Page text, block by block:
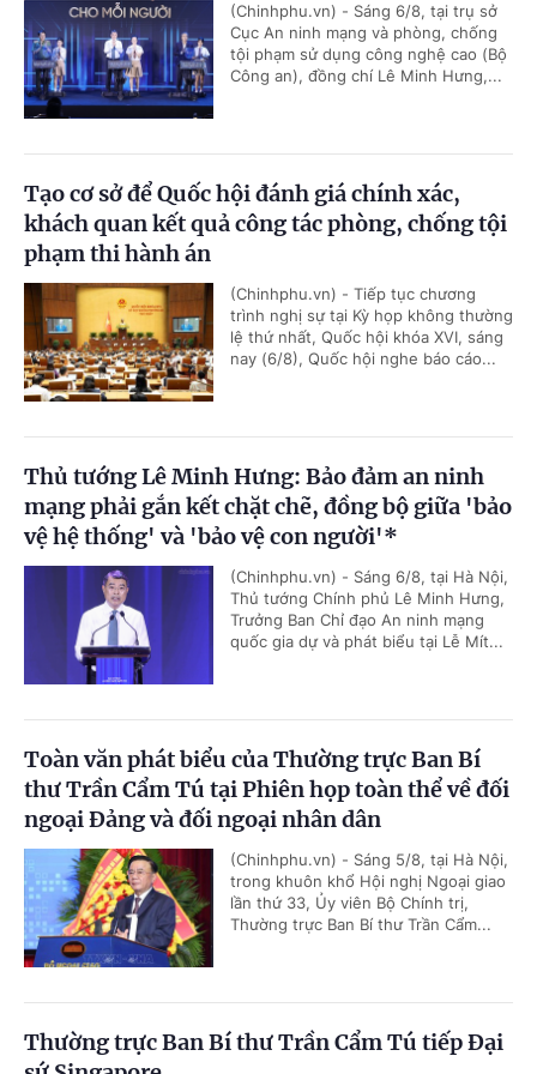
(Chinhphu.vn) - Sáng 6/8, tại trụ sở
Cục An ninh mạng và phòng, chống
tội phạm sử dụng công nghệ cao (Bộ
Công an), đồng chí Lê Minh Hưng,...
Tạo cơ sở để Quốc hội đánh giá chính xác,
khách quan kết quả công tác phòng, chống tội
phạm thi hành án
(Chinhphu.vn) - Tiếp tục chương
trình nghị sự tại Kỳ họp không thường
lệ thứ nhất, Quốc hội khóa XVI, sáng
nay (6/8), Quốc hội nghe báo cáo...
Thủ tướng Lê Minh Hưng: Bảo đảm an ninh
mạng phải gắn kết chặt chẽ, đồng bộ giữa 'bảo
vệ hệ thống' và 'bảo vệ con người'*
(Chinhphu.vn) - Sáng 6/8, tại Hà Nội,
Thủ tướng Chính phủ Lê Minh Hưng,
Trưởng Ban Chỉ đạo An ninh mạng
quốc gia dự và phát biểu tại Lễ Mít...
Toàn văn phát biểu của Thường trực Ban Bí
thư Trần Cẩm Tú tại Phiên họp toàn thể về đối
ngoại Đảng và đối ngoại nhân dân
(Chinhphu.vn) - Sáng 5/8, tại Hà Nội,
trong khuôn khổ Hội nghị Ngoại giao
lần thứ 33, Ủy viên Bộ Chính trị,
Thường trực Ban Bí thư Trần Cẩm...
Thường trực Ban Bí thư Trần Cẩm Tú tiếp Đại